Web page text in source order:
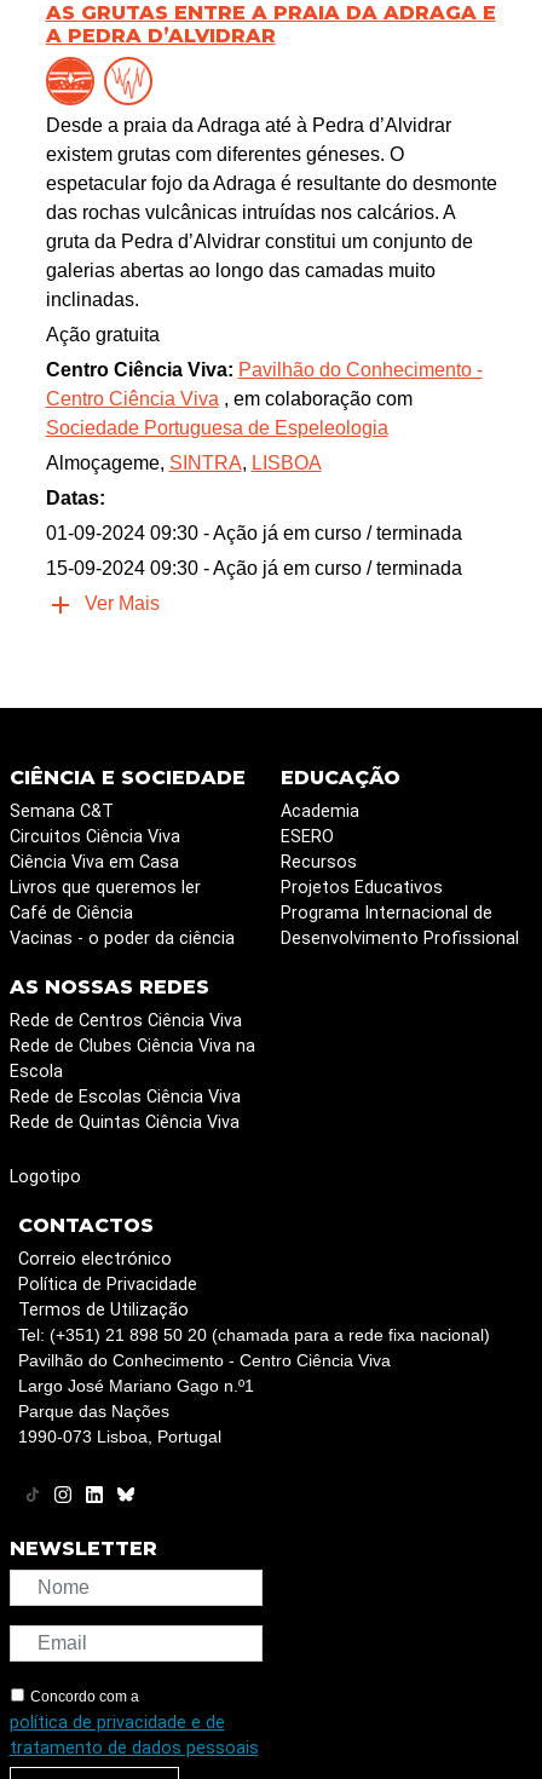
AS GRUTAS ENTRE A PRAIA DA ADRAGA E
A PEDRA D’ALVIDRAR
Desde a praia da Adraga até à Pedra d’Alvidrar
existem grutas com diferentes géneses. O
espetacular fojo da Adraga é resultante do desmonte
das rochas vulcânicas intruídas nos calcários. A
gruta da Pedra d’Alvidrar constitui um conjunto de
galerias abertas ao longo das camadas muito
inclinadas.
Ação gratuita
Centro Ciência Viva: Pavilhão do Conhecimento -
Centro Ciência Viva , em colaboração com
Sociedade Portuguesa de Espeleologia
Almoçageme, SINTRA, LISBOA
Datas:
01-09-2024 09:30 - Ação já em curso / terminada
15-09-2024 09:30 - Ação já em curso / terminada
Ver Mais
CIÊNCIA E SOCIEDADE
Semana C&T
Circuitos Ciência Viva
Ciência Viva em Casa
Livros que queremos ler
Café de Ciência
Vacinas - o poder da ciência
EDUCAÇÃO
Academia
ESERO
Recursos
Projetos Educativos
Programa Internacional de
Desenvolvimento Profissional
AS NOSSAS REDES
Rede de Centros Ciência Viva
Rede de Clubes Ciência Viva na
Escola
Rede de Escolas Ciência Viva
Rede de Quintas Ciência Viva
Logotipo
CONTACTOS
Correio electrónico
Política de Privacidade
Termos de Utilização
Tel: (+351) 21 898 50 20 (chamada para a rede fixa nacional)
Pavilhão do Conhecimento - Centro Ciência Viva
Largo José Mariano Gago n.º1
Parque das Nações
1990-073 Lisboa, Portugal
NEWSLETTER
Concordo com a
política de privacidade e de
tratamento de dados pessoais